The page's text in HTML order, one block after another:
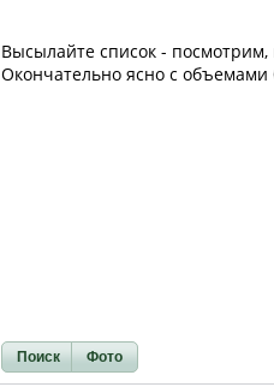
Высылайте список - посмотрим,
Окончательно ясно с объемами
Поиск Фото